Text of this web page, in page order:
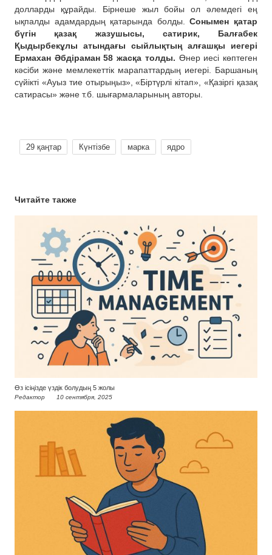
долларды құрайды. Бірнеше жыл бойы ол әлемдегі ең
ықпалды адамдардың қатарында болды.Сонымен қатар
бүгін қазақ жазушысы, сатирик, Балғабек
Қыдырбекұлы атындағы сыйлықтың алғашқы иегері
Ермахан Әбдіраман 58 жасқа толды. Өнер иесі көптеген
кәсіби және мемлекеттік марапаттардың иегері. Баршаның
сүйікті «Ауыз тие отырыңыз», «Біртүрлі кітап», «Қазіргі қазақ
сатирасы» және т.б. шығармаларының авторы.
29 қаңтар Күнтізбе марка ядро
Читайте также
Өз ісіңізде үздік болудың 5 жолы
Редактор 10 сентября, 2025